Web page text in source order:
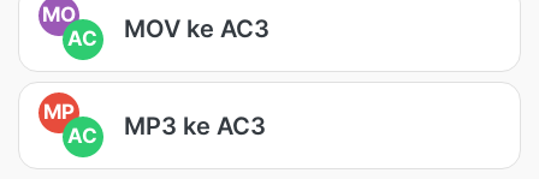
MO
AC
MOV ke AC3
MP
AC
MP3 ke AC3